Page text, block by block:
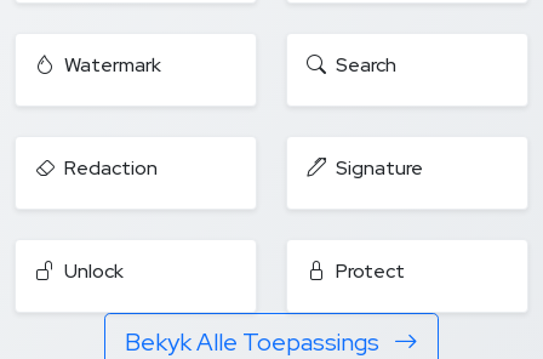
Watermark Search
Redaction Signature
Unlock Protect
Bekyk Alle Toepassings